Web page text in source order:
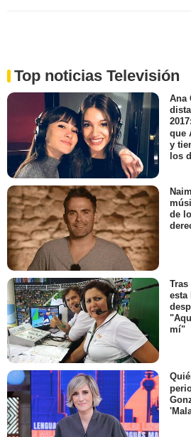
Top noticias Televisión
Ana
que
y
los
de
esta
mí"